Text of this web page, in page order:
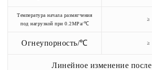
Температура начала размягчения
под нагрузкой при 0.2MPa/℃
≥
Огнеупорность/℃ ≥
Линейное изменение после